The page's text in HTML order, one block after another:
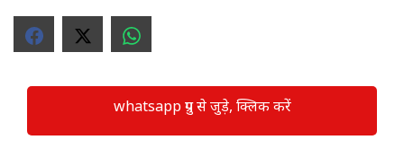
whatsapp ग्रुप से जुड़े, क्लिक करें